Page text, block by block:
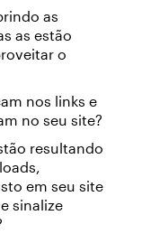
as
as estão
o
nos links e
no seu site?
resultando
em seu site
sinalize